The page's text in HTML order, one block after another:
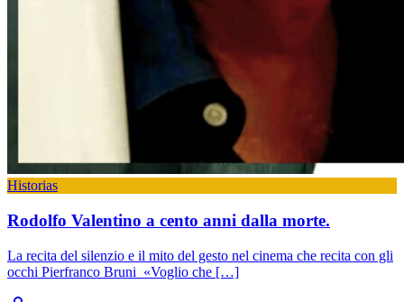
Historias
Rodolfo Valentino a cento anni dalla morte.
La recita del silenzio e il mito del gesto nel cinema che recita con gli
occhi Pierfranco Bruni «Voglio che […]